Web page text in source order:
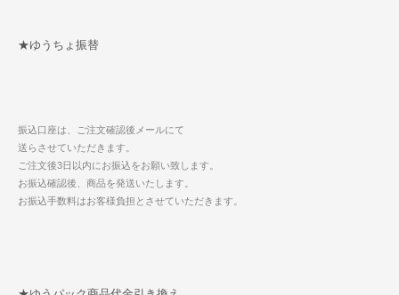
★ゆうちょ振替
振込口座は、ご注文確認後メールにて
送らさせていただきます。
ご注文後3日以内にお振込をお願い致します。
お振込確認後、商品を発送いたします。
お振込手数料はお客様負担とさせていただきます。